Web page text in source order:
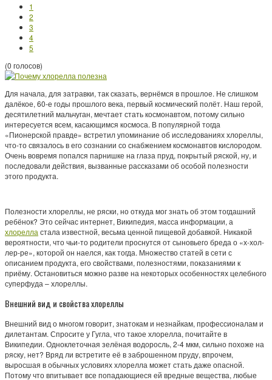
1
2
3
4
5
(0 голосов)
Для начала, для затравки, так сказать, вернёмся в прошлое. Не слишком
далёкое, 60-е годы прошлого века, первый космический полёт. Наш герой,
десятилетний мальчуган, мечтает стать космонавтом, потому сильно
интересуется всем, касающимся космоса. В популярной тогда
«Пионерской правде» встретил упоминание об исследованиях хлореллы,
что-то связалось в его сознании со снабжением космонавтов кислородом.
Очень вовремя попался парнишке на глаза пруд, покрытый ряской, ну, и
последовали действия, вызванные рассказами об особой полезности
этого продукта.
Полезности хлореллы, не ряски, но откуда мог знать об этом тогдашний
ребёнок? Это сейчас интернет, Википедия, масса информации, а
хлорелла стала известной, весьма ценной пищевой добавкой. Никакой
вероятности, что чьи-то родители проснутся от сыновьего бреда о «х-хол-
лер-ре», которой он наелся, как тогда. Множество статей в сети с
описанием продукта, его свойствами, полезностями, показаниями к
приёму. Остановиться можно разве на некоторых особенностях целебного
суперфуда – хлореллы.
Внешний вид и свойства хлореллы
Внешний вид о многом говорит, знатокам и незнайкам, профессионалам и
дилетантам. Спросите у Гугла, что такое хлорелла, почитайте в
Википедии. Одноклеточная зелёная водоросль, 2-4 мкм, сильно похоже на
ряску, нет? Вряд ли встретите её в заброшенном пруду, впрочем,
выросшая в обычных условиях хлорелла может стать даже опасной.
Потому что впитывает все попадающиеся ей вредные вещества, любые